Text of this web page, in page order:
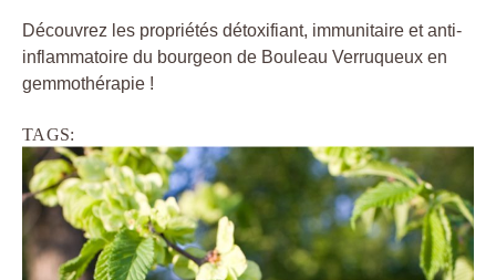
Découvrez les propriétés détoxifiant, immunitaire et anti-
inflammatoire du bourgeon de Bouleau Verruqueux en
gemmothérapie !
TAGS: